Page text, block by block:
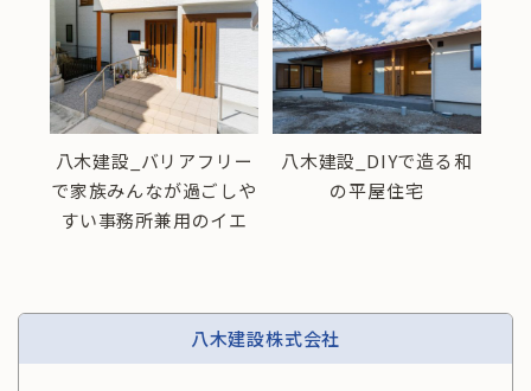
八木建設_バリアフリー
で家族みんなが過ごしや
すい事務所兼用のイエ
八木建設_DIYで造る和
の平屋住宅
八木建設株式会社